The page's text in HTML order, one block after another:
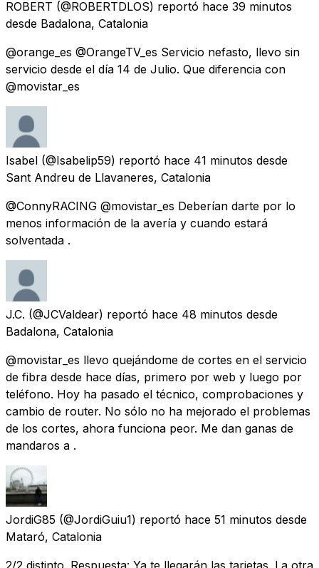
ROBERT (@ROBERTDLOS) reportó hace 39 minutos
desde Badalona, Catalonia
@orange_es @OrangeTV_es Servicio nefasto, llevo sin
servicio desde el día 14 de Julio. Que diferencia con
@movistar_es
Isabel (@Isabelip59) reportó hace 41 minutos desde
Sant Andreu de Llavaneres, Catalonia
@ConnyRACING @movistar_es Deberían darte por lo
menos información de la avería y cuando estará
solventada .
J.C. (@JCValdear) reportó hace 48 minutos desde
Badalona, Catalonia
@movistar_es llevo quejándome de cortes en el servicio
de fibra desde hace días, primero por web y luego por
teléfono. Hoy ha pasado el técnico, comprobaciones y
cambio de router. No sólo no ha mejorado el problemas
de los cortes, ahora funciona peor. Me dan ganas de
mandaros a .
JordiG85 (@JordiGuiu1) reportó hace 51 minutos desde
Mataró, Catalonia
2/2 distinto. Respuesta: Ya te llegarán las tarjetas. La otra